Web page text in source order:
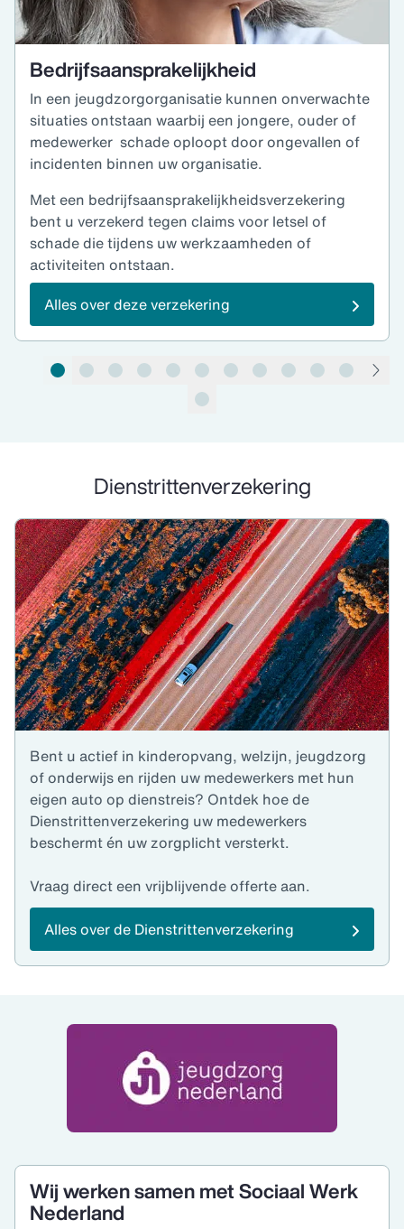
Bedrijfsaansprakelijkheid
In een jeugdzorgorganisatie kunnen onverwachte
situaties ontstaan waarbij een jongere, ouder of
medewerker schade oploopt door ongevallen of
incidenten binnen uw organisatie.
Met een bedrijfsaansprakelijkheidsverzekering
bent u verzekerd tegen claims voor letsel of
schade die tijdens uw werkzaamheden of
activiteiten ontstaan.
Alles over deze verzekering
Dienstrittenverzekering
Bent u actief in kinderopvang, welzijn, jeugdzorg
of onderwijs en rijden uw medewerkers met hun
eigen auto op dienstreis? Ontdek hoe de
Dienstrittenverzekering uw medewerkers
beschermt én uw zorgplicht versterkt.
Vraag direct een vrijblijvende offerte aan.
Alles over de Dienstrittenverzekering
Wij werken samen met Sociaal Werk
Nederland